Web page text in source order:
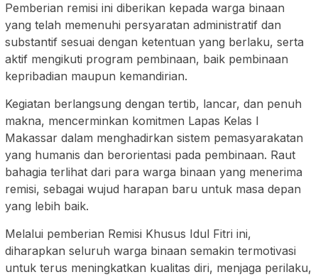
Pemberian remisi ini diberikan kepada warga binaan
yang telah memenuhi persyaratan administratif dan
substantif sesuai dengan ketentuan yang berlaku, serta
aktif mengikuti program pembinaan, baik pembinaan
kepribadian maupun kemandirian.
Kegiatan berlangsung dengan tertib, lancar, dan penuh
makna, mencerminkan komitmen Lapas Kelas I
Makassar dalam menghadirkan sistem pemasyarakatan
yang humanis dan berorientasi pada pembinaan. Raut
bahagia terlihat dari para warga binaan yang menerima
remisi, sebagai wujud harapan baru untuk masa depan
yang lebih baik.
Melalui pemberian Remisi Khusus Idul Fitri ini,
diharapkan seluruh warga binaan semakin termotivasi
untuk terus meningkatkan kualitas diri, menjaga perilaku,